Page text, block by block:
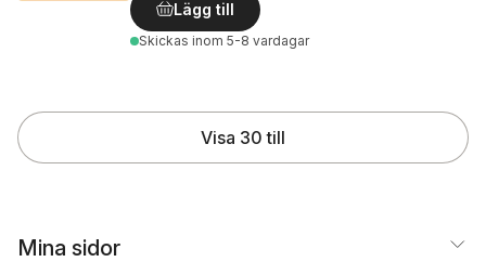
Lägg till
Skickas inom 5-8 vardagar
Visa 30 till
Mina sidor